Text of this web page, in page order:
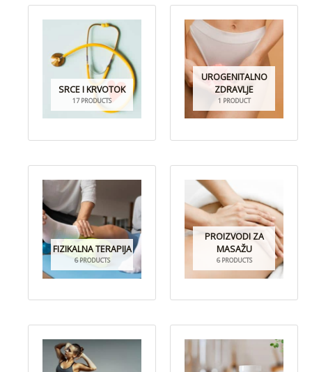
SRCE I KRVOTOK
17 PRODUCTS
UROGENITALNO
ZDRAVLJE
1 PRODUCT
FIZIKALNA TERAPIJA
6 PRODUCTS
PROIZVODI ZA
MASAŽU
6 PRODUCTS